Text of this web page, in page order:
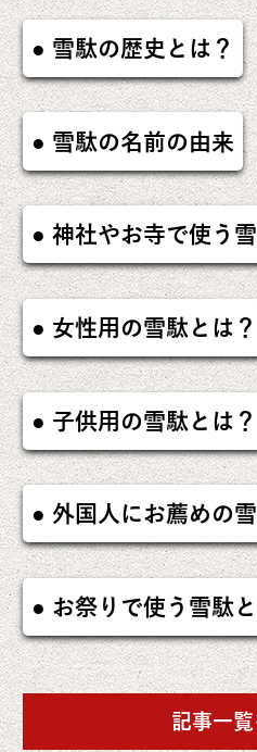
雪駄の歴史とは？
雪駄の名前の由来
神社やお寺で使う
女性用の雪駄とは？
子供用の雪駄とは？
外国人にお薦めの
お祭りで使う雪駄
記事一覧